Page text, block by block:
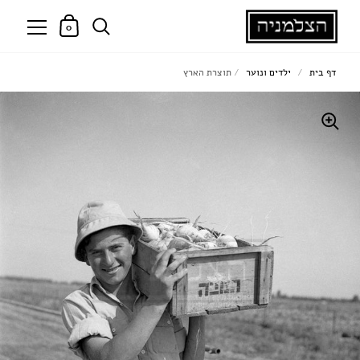
0
דף בית / ילדים ונוער / תוצרת הארץ